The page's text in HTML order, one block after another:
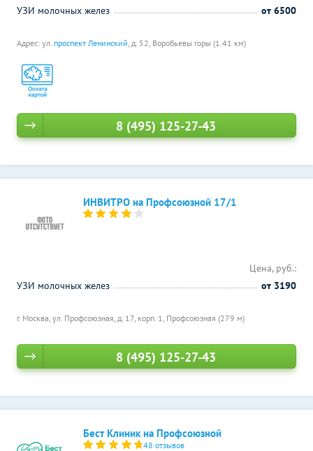
Адрес: ул. проспект Ленинский, д. 52, Воробьевы горы (1.41 км)
УЗИ молочных желез
от 6500
8 (495) 125-27-43
ИНВИТРО на Профсоюзной 17/1
г. Москва, ул. Профсоюзная, д. 17, корп. 1, Профсоюзная (279 м)
Цена, руб.:
УЗИ молочных желез
от 3190
8 (495) 125-27-43
Бест Клиник на Профсоюзной
48 отзывов